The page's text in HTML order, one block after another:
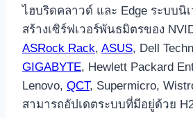
ไฮบริดคลาวด์ และ Edge ระบบนิ
สร้างเซิร์ฟเวอร์พันธมิตรของ
ASRock Rack, ASUS, Dell
GIGABYTE, Hewlett Packard
Lenovo, QCT, Supermicro,
สามารถอัปเดตระบบที่มีอยู่ด้วย